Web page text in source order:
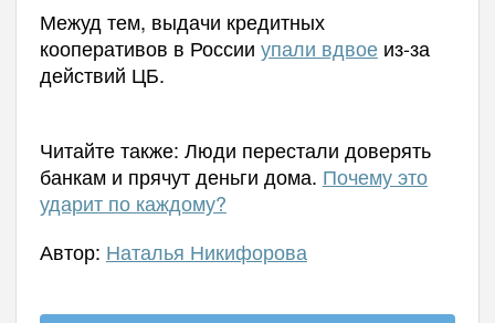
Межуд тем, выдачи кредитных
кооперативов в России упали вдвоеиз-за
действий ЦБ.
Читайте также: Люди перестали доверять
банкам и прячут деньги дома. Почему это
ударит по каждому?
Автор: Наталья Никифорова